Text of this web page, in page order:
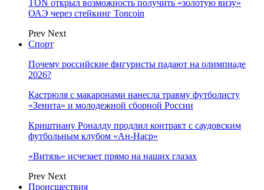
TON открыл возможность получить «золотую визу»
ОАЭ через стейкинг Toncoin
Prev Next
Спорт
Почему российские фигуристы падают на олимпиаде
2026?
Кастрюля с макаронами нанесла травму футболисту
«Зенита» и молодежной сборной России
Криштиану Роналду продлил контракт с саудовским
футбольным клубом «Ан-Наср»
«Витязь» исчезает прямо на наших глазах
Prev Next
Происшествия